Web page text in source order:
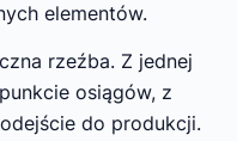
elementów.
rzeźba. Z jednej
osiągów, z
do produkcji.